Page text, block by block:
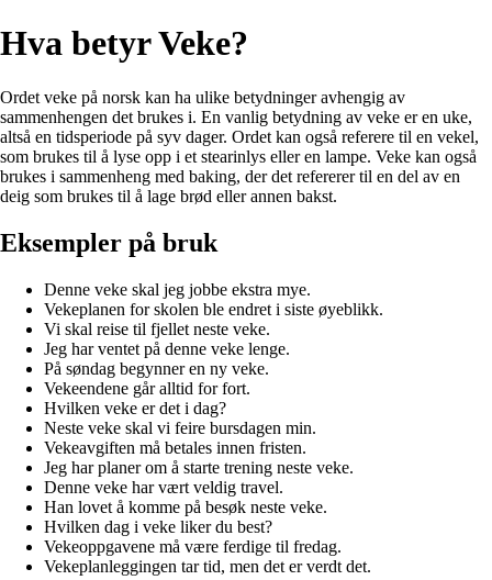
Hva betyr Veke?
Ordet veke på norsk kan ha ulike betydninger avhengig av
sammenhengen det brukes i. En vanlig betydning av veke er en uke,
altså en tidsperiode på syv dager. Ordet kan også referere til en vekel,
som brukes til å lyse opp i et stearinlys eller en lampe. Veke kan også
brukes i sammenheng med baking, der det refererer til en del av en
deig som brukes til å lage brød eller annen bakst.
Eksempler på bruk
Denne veke skal jeg jobbe ekstra mye.
Vekeplanen for skolen ble endret i siste øyeblikk.
Vi skal reise til fjellet neste veke.
Jeg har ventet på denne veke lenge.
På søndag begynner en ny veke.
Vekeendene går alltid for fort.
Hvilken veke er det i dag?
Neste veke skal vi feire bursdagen min.
Vekeavgiften må betales innen fristen.
Jeg har planer om å starte trening neste veke.
Denne veke har vært veldig travel.
Han lovet å komme på besøk neste veke.
Hvilken dag i veke liker du best?
Vekeoppgavene må være ferdige til fredag.
Vekeplanleggingen tar tid, men det er verdt det.